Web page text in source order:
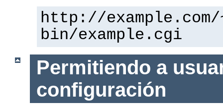
http://
bin/example.cgi
Permitiendo a
configuración